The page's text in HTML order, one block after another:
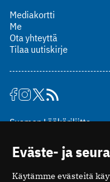
Mediakortti
Me
Ota yhteyttä
Tilaa uutiskirje
Suomen Lääkäriliitto
00510 Helsinki
puh. (09) 393 091
Eväste- ja
Käytämme evästeitä